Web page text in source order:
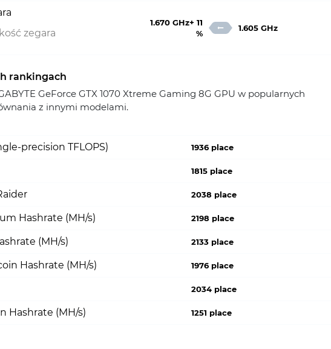
zegara
1.670 GHz+ 11
%
1.605 GHz
rankingach
GeForce GTX 1070 Xtreme Gaming 8G GPU w popularnych
z innymi modelami.
precision TFLOPS) 1936 place
1815 place
2038 place
Hashrate (MH/s) 2198 place
(MH/s) 2133 place
Hashrate (MH/s) 1976 place
2034 place
Hashrate (MH/s) 1251 place